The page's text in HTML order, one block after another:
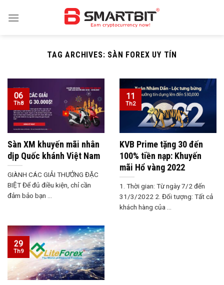
TAG ARCHIVES: SÀN FOREX UY TÍN
Sàn XM khuyến mãi nhân
dịp Quốc khánh Việt Nam
GIÀNH CÁC GIẢI THƯỞNG ĐẶC
BIỆT Để đủ điều kiện, chỉ cần
đảm bảo bạn ...
06
Th8
KVB Prime tặng 30 đến
100% tiền nạp: Khuyến
mãi Hổ vàng 2022
1. Thời gian: Từ ngày 7/2 đến
31/3/2022 2. Đối tượng: Tất cả
khách hàng của ...
11
Th2
29
Th9